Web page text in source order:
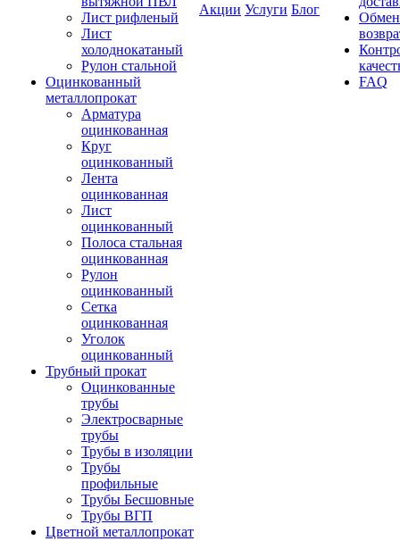
Лист рифленый
Лист
холоднокатаный
Рулон стальной
Оцинкованный
металлопрокат
Арматура
оцинкованная
Круг
оцинкованный
Лента
оцинкованная
Лист
оцинкованный
Полоса стальная
оцинкованная
Рулон
оцинкованный
Сетка
оцинкованная
Уголок
оцинкованный
Трубный прокат
Оцинкованные
трубы
Электросварные
трубы
Трубы в изоляции
Трубы
профильные
Трубы Бесшовные
Трубы ВГП
Цветной металлопрокат
Акции Услуги Блог
FAQ